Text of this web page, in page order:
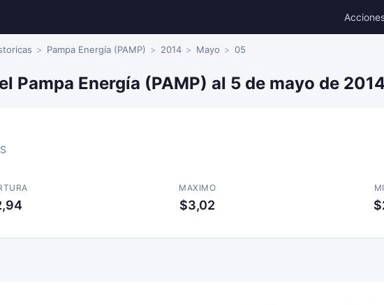
Pampa Energía (PAMP) 2014 Mayo 05
Pampa Energía (PAMP) al 5 de mayo de
MAXIMO
$3,02